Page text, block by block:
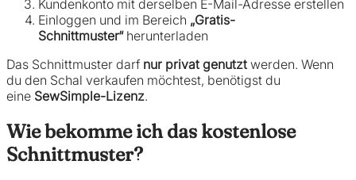
Kundenkonto mit derselben E-Mail-Adresse erstellen
Einloggen und im Bereich „Gratis-
Schnittmuster“herunterladen
Das Schnittmuster darf nur privat genutzt werden. Wenn
du den Schal verkaufen möchtest, benötigst du
eine SewSimple-Lizenz.
Wie bekomme ich das kostenlose
Schnittmuster?